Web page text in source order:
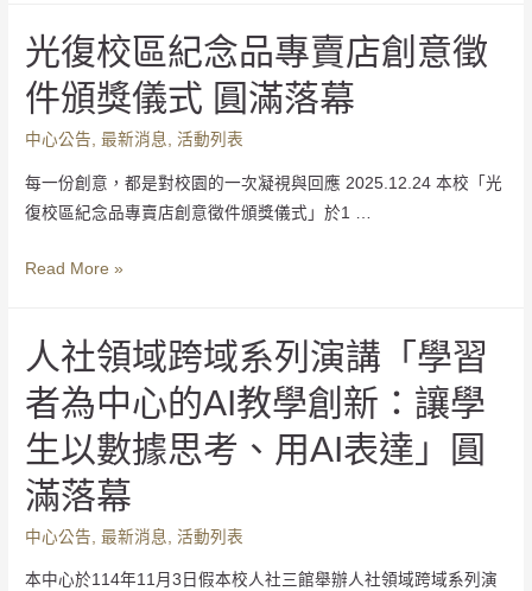
光復校區紀念品專賣店創意徵
件頒獎儀式 圓滿落幕
中心公告,最新消息,活動列表
每一份創意，都是對校園的一次凝視與回應 2025.12.24 本校「光
復校區紀念品專賣店創意徵件頒獎儀式」於1 …
Read More »
人社領域跨域系列演講「學習
者為中心的AI教學創新：讓學
生以數據思考、用AI表達」圓
滿落幕
中心公告 ,最新消息 ,活動列表
本中心於114年11月3日假本校人社三館舉辦人社領域跨域系列演